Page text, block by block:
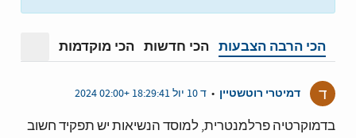
הכי הרבה הצבעות הכי חדשות הכי מוקדמות
ד דמיטרי רוטשטיין • ד 10 יול 18:29:41 +02:00 2024
בדמוקרטיה פרלמנטרית, למוסד הנשיאות יש תפקיד חשוב